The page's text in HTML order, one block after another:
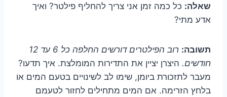
שאלה: כל כמה זמן אני צריך להחליף פילטר? ואיך
אדע מתי?
תשובה:
רוב הפילטרים דורשים החלפה כל 6 עד 12
חודשים. היצרן יציין את התדירות המומלצת. איך תדעו?
מעבר לתזכורת ביומן, שימו לב לשינויים בטעם המים או
בלחץ הזרימה. אם המים מתחילים לחזור לטעמם